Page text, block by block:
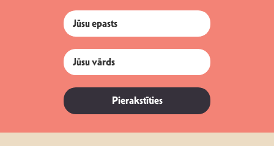
Pierakstīties